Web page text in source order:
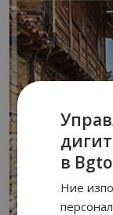
в
Ние